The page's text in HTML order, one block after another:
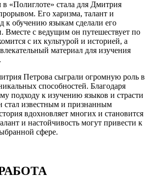
в «Полиглоте» стала для Дмитрия
Его харизма, талант и
к обучению языкам сделали его
Вместе с ведущим он путешествует по
с их культурой и историей, а
материал для изучения
Петрова сыграли огромную роль в
способностей. Благодаря
подходу к изучению языков и страсти
стал известным и признанным
вдохновляет многих и становится
и настойчивость могут привести к
сфере.